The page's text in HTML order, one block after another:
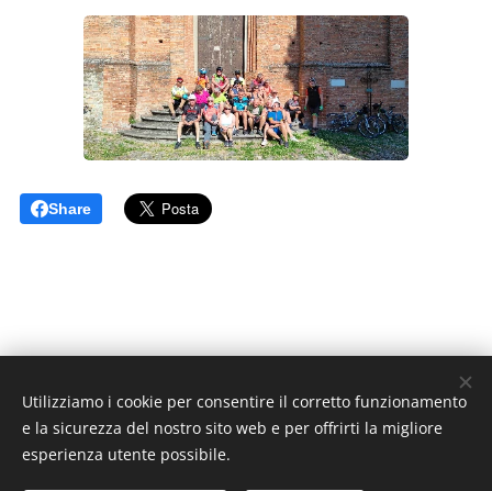
Share
Utilizziamo i cookie per consentire il corretto funzionamento
e la sicurezza del nostro sito web e per offrirti la migliore
esperienza utente possibile.